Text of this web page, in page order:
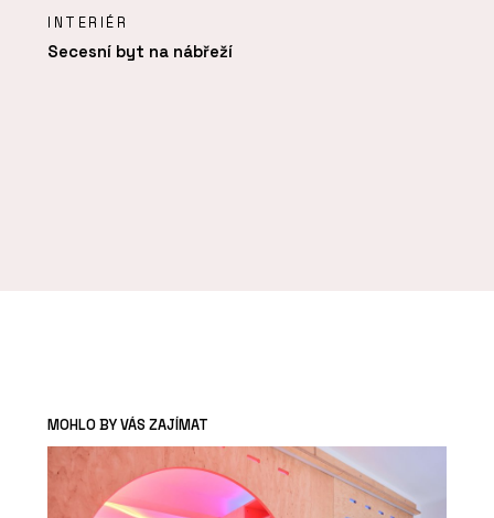
INTERIÉR
Secesní byt na nábřeží
MOHLO BY VÁS ZAJÍMAT